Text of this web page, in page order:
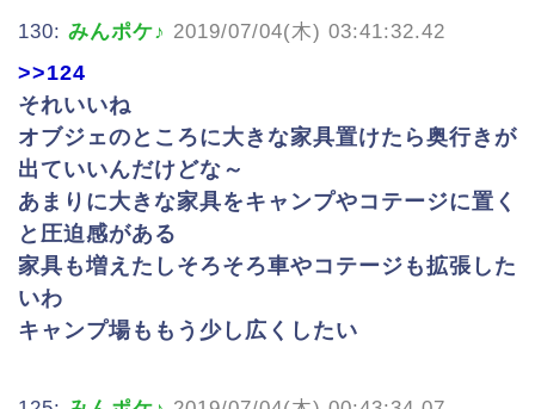
130: みんポケ♪ 2019/07/04(木) 03:41:32.42
>>124
それいいね
オブジェのところに大きな家具置けたら奥行きが
出ていいんだけどな～
あまりに大きな家具をキャンプやコテージに置く
と圧迫感がある
家具も増えたしそろそろ車やコテージも拡張した
いわ
キャンプ場ももう少し広くしたい